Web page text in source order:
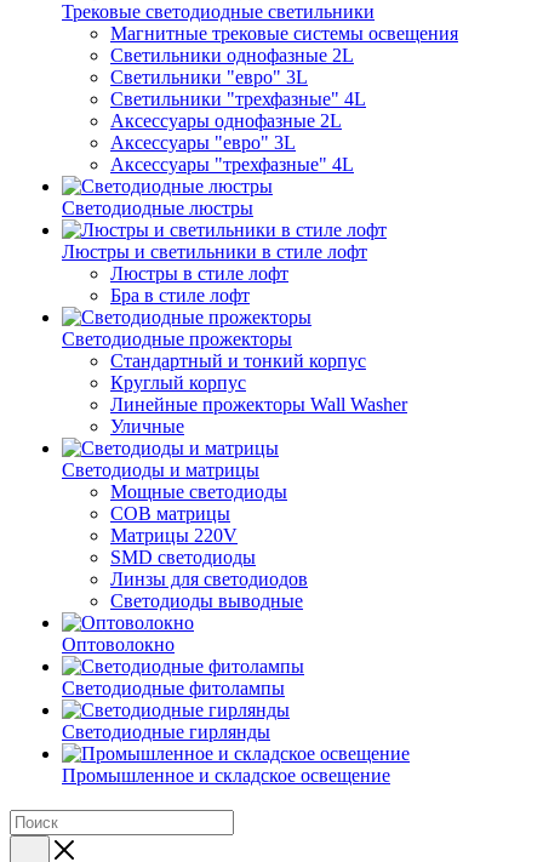
Трековые светодиодные светильники
Магнитные трековые системы освещения
Светильники однофазные 2L
Светильники "евро" 3L
Светильники "трехфазные" 4L
Аксессуары однофазные 2L
Аксессуары "евро" 3L
Аксессуары "трехфазные" 4L
Светодиодные люстры
Люстры и светильники в стиле лофт
Люстры в стиле лофт
Бра в стиле лофт
Светодиодные прожекторы
Стандартный и тонкий корпус
Круглый корпус
Линейные прожекторы Wall Washer
Уличные
Светодиоды и матрицы
Мощные светодиоды
COB матрицы
Матрицы 220V
SMD светодиоды
Линзы для светодиодов
Светодиоды выводные
Оптоволокно
Светодиодные фитолампы
Светодиодные гирлянды
Промышленное и складское освещение